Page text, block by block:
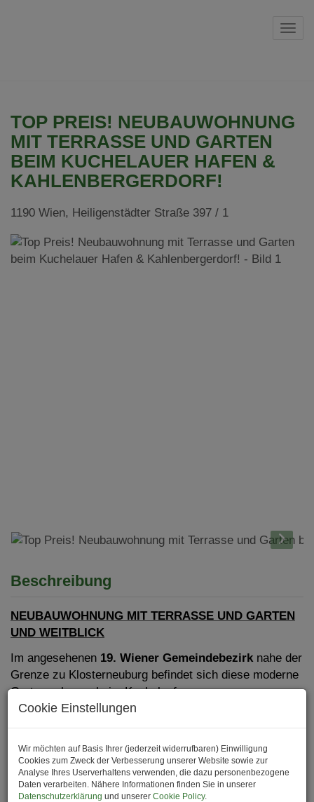
TOP PREIS! NEUBAUWOHNUNG
MIT TERRASSE UND GARTEN
BEIM KUCHELAUER HAFEN &
KAHLENBERGERDORF!
1190 Wien, Heiligenstädter Straße 397 / 1
Beschreibung
NEUBAUWOHNUNG MIT TERRASSE UND GARTEN
UND WEITBLICK
Im angesehenen 19. Wiener Gemeindebezirk nahe der
Grenze zu Klosterneuburg befindet sich diese moderne
Gartenwohnung beim Kuchelaufer
Hafen/Kahlenbergerdorf inmitten einer hochwertigen
Neubauanlage mit gesamt nur 6 Einheiten.
Die Fertigstellung der Wohnanlage erfolgte im Jahr
2021!
Durch die höher gelegene Lage dieses Baus hat man
Cookie Einstellungen
Wir möchten auf Basis Ihrer (jederzeit widerrufbaren) Einwilligung
Cookies zum Zweck der Verbesserung unserer Website sowie zur
Analyse Ihres Userverhaltens verwenden, die dazu personenbezogene
Daten verarbeiten. Nähere Informationen finden Sie in unserer
Datenschutzerklärung und unserer Cookie Policy.